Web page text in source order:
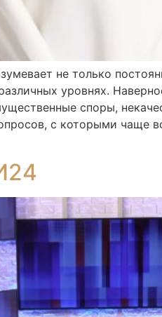
не только
уровнях.
споры,
с которыми чаще